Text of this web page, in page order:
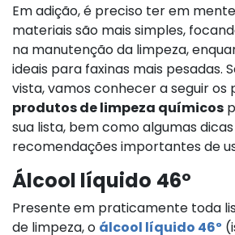
Em adição, é preciso ter em
materiais são mais simples,
na manutenção da limpeza,
ideais para faxinas mais pesadas.
vista, vamos conhecer a seguir os
produtos de limpeza químicos
sua lista, bem como algumas
recomendações importantes de
Álcool líquido 46º
Presente em praticamente toda
de limpeza, o álcool líquido 46º